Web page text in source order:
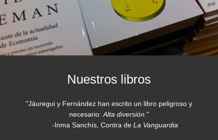
Nuestros libros
"Jáuregui y Fernández han escrito un libro peligroso y
necesario: Alta diversión. "
-Inma Sanchís, Contra de La Vanguardia